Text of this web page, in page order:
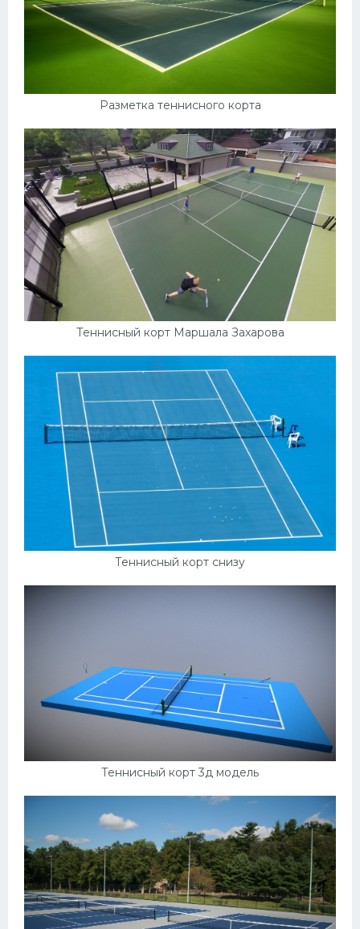
Разметка теннисного корта
Теннисный корт Маршала Захарова
Теннисный корт снизу
Теннисный корт 3д модель